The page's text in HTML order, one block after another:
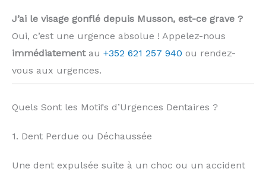
J’ai le visage gonflé depuis Musson, est-ce grave ?
Oui, c’est une urgence absolue ! Appelez-nous
immédiatementau +352 621 257 940 ou rendez-
vous aux urgences.
Quels Sont les Motifs d’Urgences Dentaires ?
1. Dent Perdue ou Déchaussée
Une dent expulsée suite à un choc ou un accident